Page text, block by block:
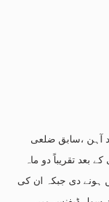
آہن ،سابق ضلعی
بعد تقریباً دو ماہ
ہونے دی جبکہ ان کی